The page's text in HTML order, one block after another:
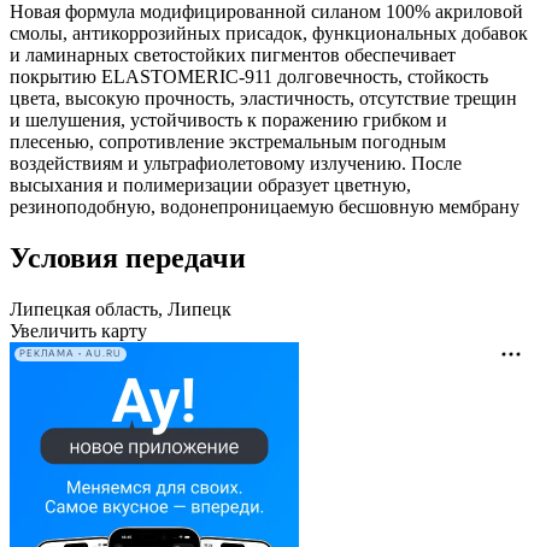
Новая формула модифицированной силаном 100% акриловой
смолы, антикоррозийных присадок, функциональных добавок
и ламинарных светостойких пигментов обеспечивает
покрытию ELASTOMERIC-911 долговечность, стойкость
цвета, высокую прочность, эластичность, отсутствие трещин
и шелушения, устойчивость к поражению грибком и
плесенью, сопротивление экстремальным погодным
воздействиям и ультрафиолетовому излучению. После
высыхания и полимеризации образует цветную,
резиноподобную, водонепроницаемую бесшовную мембрану
Условия передачи
Липецкая область, Липецк
Увеличить карту
РЕКЛАМА • AU.RU